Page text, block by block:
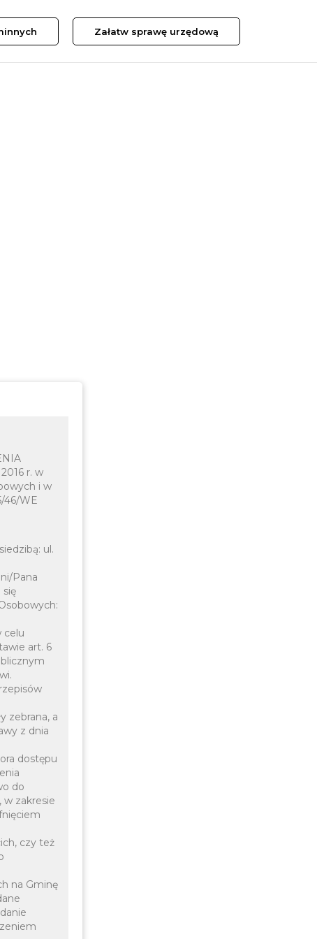
Załatw sprawę urzędową
r. w
i w
46/WE
ul.
Pana
się
celu
art. 6
zebrana, a
z dnia
dostępu
do
zakresie
czy też
na Gminę